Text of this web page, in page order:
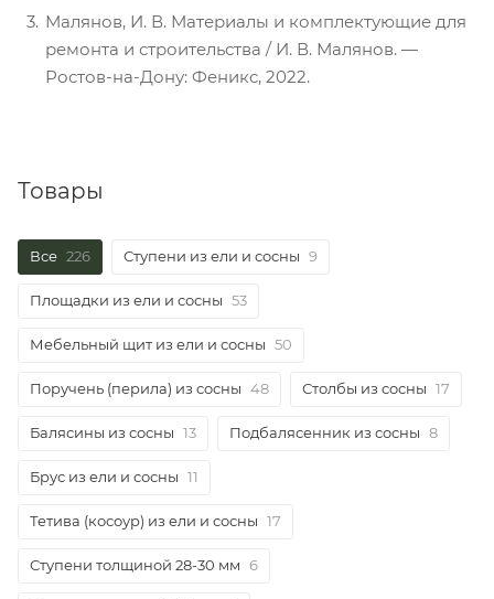
Малянов, И. В. Материалы и комплектующие для
ремонта и строительства / И. В. Малянов. —
Ростов-на-Дону: Феникс, 2022.
Товары
Все 226 Ступени из ели и сосны 9
Площадки из ели и сосны 53
Мебельный щит из ели и сосны 50
Поручень (перила) из сосны 48 Столбы из сосны 17
Балясины из сосны 13 Подбалясенник из сосны 8
Брус из ели и сосны 11
Тетива (косоур) из ели и сосны 17
Ступени толщиной 28-30 мм 6